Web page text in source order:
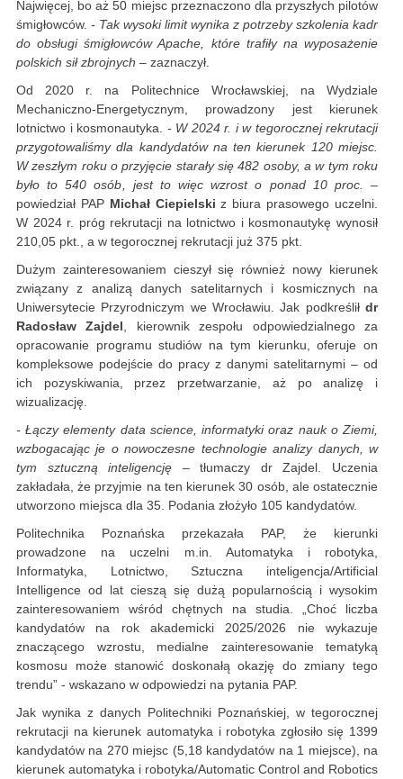
Najwięcej, bo aż 50 miejsc przeznaczono dla przyszłych pilotów
śmigłowców. - Tak wysoki limit wynika z potrzeby szkolenia kadr
do obsługi śmigłowców Apache, które trafiły na wyposażenie
polskich sił zbrojnych – zaznaczył.
Od 2020 r. na Politechnice Wrocławskiej, na Wydziale
Mechaniczno-Energetycznym, prowadzony jest kierunek
lotnictwo i kosmonautyka. - W 2024 r. i w tegorocznej rekrutacji
przygotowaliśmy dla kandydatów na ten kierunek 120 miejsc.
W zeszłym roku o przyjęcie starały się 482 osoby, a w tym roku
było to 540 osób, jest to więc wzrost o ponad 10 proc.
–
powiedział PAP Michał Ciepielski z biura prasowego uczelni.
W 2024 r. próg rekrutacji na lotnictwo i kosmonautykę wynosił
210,05 pkt., a w tegorocznej rekrutacji już 375 pkt.
Dużym zainteresowaniem cieszył się również nowy kierunek
związany z analizą danych satelitarnych i kosmicznych na
Uniwersytecie Przyrodniczym we Wrocławiu. Jak podkreślił dr
Radosław Zajdel , kierownik zespołu odpowiedzialnego za
opracowanie programu studiów na tym kierunku, oferuje on
kompleksowe podejście do pracy z danymi satelitarnymi – od
ich pozyskiwania, przez przetwarzanie, aż po analizę i
wizualizację.
- Łączy elementy data science, informatyki oraz nauk o Ziemi,
wzbogacając je o nowoczesne technologie analizy danych, w
tym sztuczną inteligencję – tłumaczy dr Zajdel. Uczenia
zakładała, że przyjmie na ten kierunek 30 osób, ale ostatecznie
utworzono miejsca dla 35. Podania złożyło 105 kandydatów.
Politechnika Poznańska przekazała PAP, że kierunki
prowadzone na uczelni m.in. Automatyka i robotyka,
Informatyka, Lotnictwo, Sztuczna inteligencja/Artificial
Intelligence od lat cieszą się dużą popularnością i wysokim
zainteresowaniem wśród chętnych na studia. „Choć liczba
kandydatów na rok akademicki 2025/2026 nie wykazuje
znaczącego wzrostu, medialne zainteresowanie tematyką
kosmosu może stanowić doskonałą okazję do zmiany tego
trendu” - wskazano w odpowiedzi na pytania PAP.
Jak wynika z danych Politechniki Poznańskiej, w tegorocznej
rekrutacji na kierunek automatyka i robotyka zgłosiło się 1399
kandydatów na 270 miejsc (5,18 kandydatów na 1 miejsce), na
kierunek automatyka i robotyka/Automatic Control and Robotics